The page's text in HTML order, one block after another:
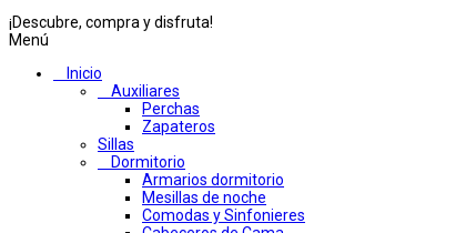
¡Descubre, compra y disfruta!
Menú
Inicio
Auxiliares
Perchas
Zapateros
Sillas
Dormitorio
Armarios dormitorio
Mesillas de noche
Comodas y Sinfonieres